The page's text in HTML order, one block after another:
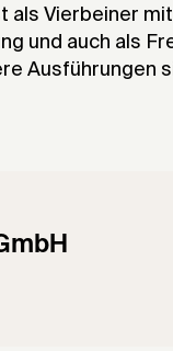
als Vierbeiner mit
und auch als
Ausführungen